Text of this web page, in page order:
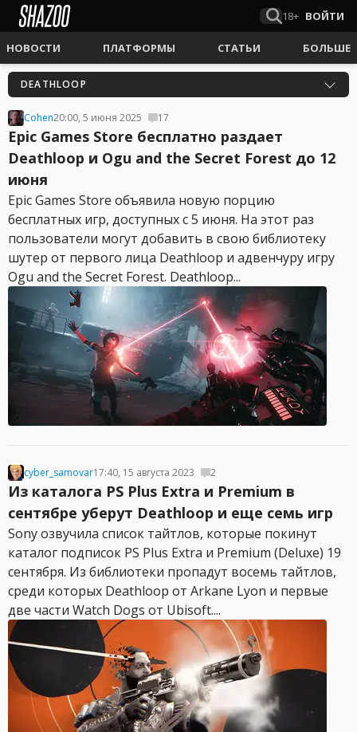
18+ ВОЙТИ
НОВОСТИ ПЛАТФОРМЫ СТАТЬИ БОЛЬШЕ
DEATHLOOP
Cohen20:00, 5 июня 2025 17
Epic Games Store бесплатно раздает
Deathloop и Ogu and the Secret Forest до 12
июня
Epic Games Store объявила новую порцию
бесплатных игр, доступных с 5 июня. На этот раз
пользователи могут добавить в свою библиотеку
шутер от первого лица Deathloop и адвенчуру игру
Ogu and the Secret Forest. Deathloop...
cyber_samovar17:40, 15 августа 2023 2
Из каталога PS Plus Extra и Premium в
сентябре уберут Deathloop и еще семь игр
Sony озвучила список тайтлов, которые покинут
каталог подписок PS Plus Extra и Premium (Deluxe) 19
сентября. Из библиотеки пропадут восемь тайтлов,
среди которых Deathloop от Arkane Lyon и первые
две части Watch Dogs от Ubisoft....